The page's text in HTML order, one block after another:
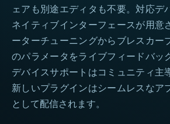
ェアも別途エディタも不要。対応デ
ネイティブインターフェースが用意
ーターチューニングからブレスカー
のパラメータをライブフィードバッ
デバイスサポートはコミュニティ主
新しいプラグインはシームレスなア
として配信されます。